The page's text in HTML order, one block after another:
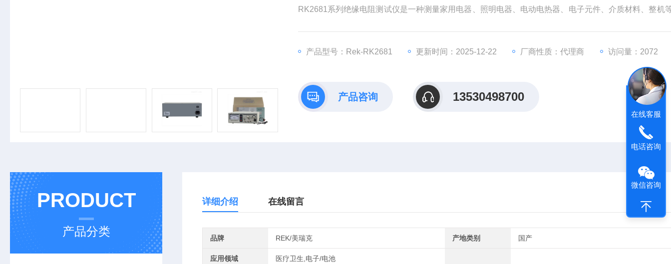
RK2681系列绝缘电阻测试仪是一种测量家用电器、照明电器、电动电热器、电子元件、介质材料、整机
境温度：0～40℃、B:相对温度：﹤70%、C：大气压强：86～106KPa。
产品型号：Rek-RK2681 更新时间：2025-12-22 厂商性质：代理商 访问量：2072
产品咨询 13530498700
PRODUCT
产品分类
详细介绍 在线留言
品牌 REK/美瑞克 产地类别 国产
应用领域 医疗卫生,电子/电池
在线客服
电话咨询
微信咨询